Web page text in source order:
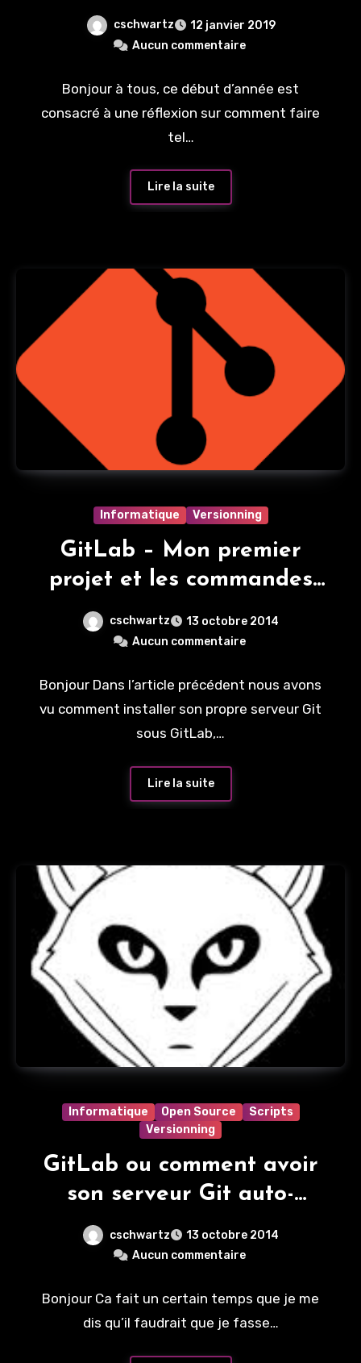
place et l’utilisation de git
cschwartz
12 janvier 2019
Aucun commentaire
Bonjour à tous, ce début d’année est
consacré à une réflexion sur comment faire
tel…
Lire la suite
Informatique Versionning
GitLab – Mon premier
projet et les commandes
cschwartz
13 octobre 2014
Aucun commentaire
Bonjour Dans l’article précédent nous avons
vu comment installer son propre serveur Git
sous GitLab,…
Lire la suite
Informatique Open Source
Scripts
Versionning
GitLab ou comment avoir
son serveur Git auto-
cschwartz
13 octobre 2014
Aucun commentaire
Bonjour Ca fait un certain temps que je me
dis qu’il faudrait que je fasse…